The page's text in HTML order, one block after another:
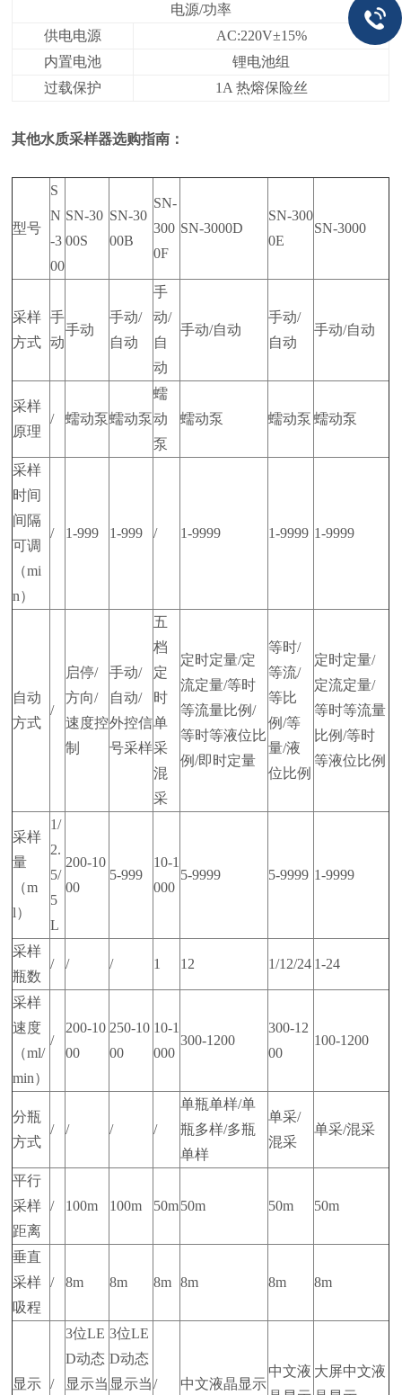
电源/功率
供电电源
AC:220V±15%
内置电池
锂电池组
过载保护
1A 热熔保险丝
其他水质采样器选购指南：
型号
S
N
-3
00
SN-30
00S
SN-30
00B
SN-
300
0F
SN-3000D
SN-300
0E
SN-3000
采样
方式
手
动
手动
手动/
自动
手
动/
自
动
手动/自动
手动/
自动
手动/自动
采样
原理
/ 蠕动泵蠕动泵
蠕
动
泵
蠕动泵 蠕动泵 蠕动泵
采样
时间
间隔
可调
（mi
n）
/ 1-999 1-999 / 1-9999 1-9999 1-9999
自动
方式
/
启停/
方向/
速度控
制
手动/
自动/
外控信
号采样
五
档
定
时
单
采
混
采
定时定量/定
流定量/等时
等流量比例/
等时等液位比
例/即时定量
等时/
等流/
等比
例/等
量/液
位比例
定时定量/
定流定量/
等时等流量
比例/等时
等液位比例
采样
量
（m
l）
1/
2.
5/
5
L
200-10
00
5-999
10-1
000
5-9999 5-9999 1-9999
采样
瓶数
/ / / 1 12 1/12/24 1-24
采样
速度
（ml/
min）
/
200-10
00
250-10
00
10-1
000
300-1200
300-12
00
100-1200
分瓶
方式
/ / / /
单瓶单样/单
瓶多样/多瓶
单样
单采/
混采
单采/混采
平行
采样
距离
/ 100m 100m 50m50m 50m 50m
垂直
采样
吸程
/ 8m 8m 8m 8m 8m 8m
显示 /
3位LE
D动态
显示当
3位LE
D动态
显示当 / 中文液晶显示
中文液 大屏中文液